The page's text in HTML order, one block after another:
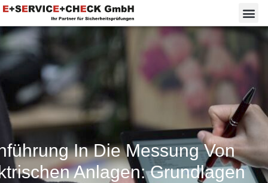
In Die Messung Von
Anlagen: Grundlagen